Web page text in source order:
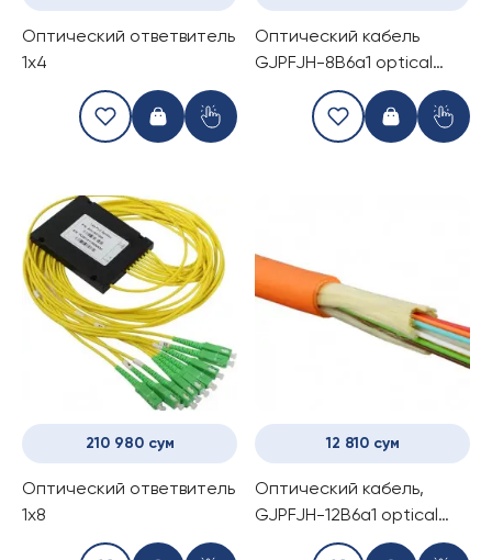
Оптический ответвитель
1x4
Оптический кабель
GJPFJH-8B6a1 optical
cable (негорючий, для
внутренних работ)
210 980 сум
Оптический ответвитель
1x8
12 810 сум
Оптический кабель,
GJPFJH-12B6a1 optical
cable (негорючий, для